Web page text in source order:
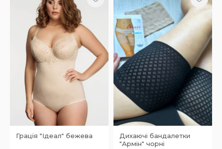
Грація "Ідеал" бежева
Дихаючі бандалетки
"Армін" чорні